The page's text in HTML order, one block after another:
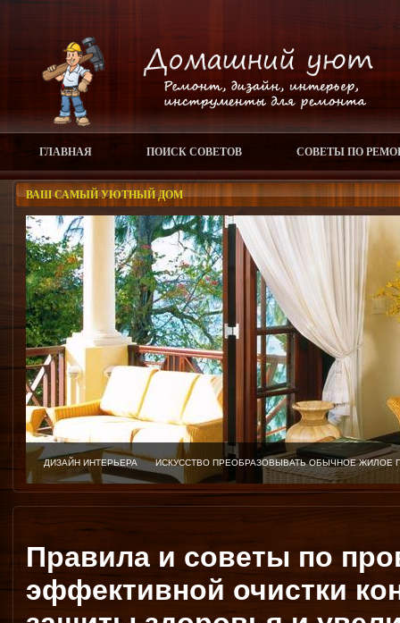
ГЛАВНАЯ ПОИСК СОВЕТОВ СОВЕТЫ ПО
ВАШ САМЫЙ УЮТНЫЙ ДОМ
ДИЗАЙН ИНТЕРЬЕРА ИСКУССТВО ПРЕОБРАЗОВЫВАТЬ ОБЫЧНОЕ
Правила и советы по
эффективной очистки